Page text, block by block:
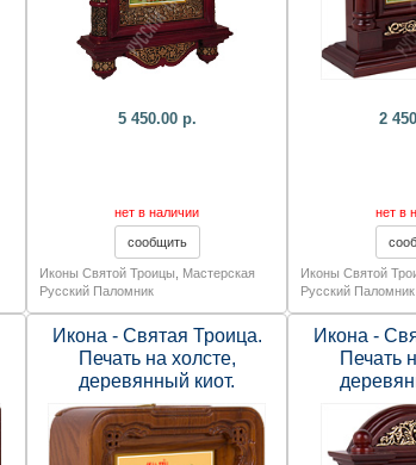
5 450.00 р.
нет в наличии
Иконы Святой Троицы
Мастерская
Русский Паломник
2
нет в
Иконы Святой
Русский Паломник
Икона - Святая Троица.
Печать на холсте,
деревянный киот.
152х135х52 мм.
Икона -
Печать